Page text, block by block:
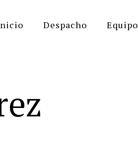
Despacho Equipo